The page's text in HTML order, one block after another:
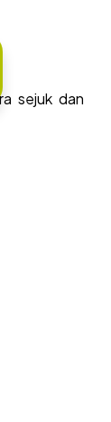
sejuk dan